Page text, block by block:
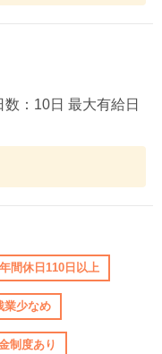
：10日 最大有給日
年間休日110日以上
業少なめ
制度あり